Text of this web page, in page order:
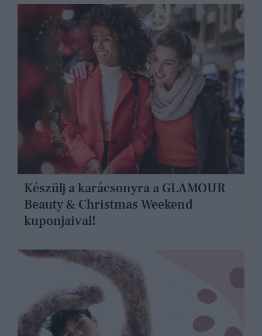
Készülj a karácsonyra a GLAMOUR
Beauty & Christmas Weekend
kuponjaival!